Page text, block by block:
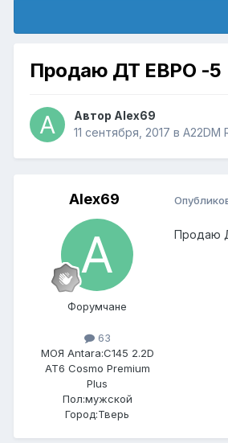
Продаю ДТ ЕВРО -5
Автор Alex69
11 сентября, 2017 в A22DM
Alex69
Форумчане
63
МОЯ Antara:C145 2.2D
AT6 Cosmo Premium
Plus
Пол:мужской
Город:Тверь
Продаю